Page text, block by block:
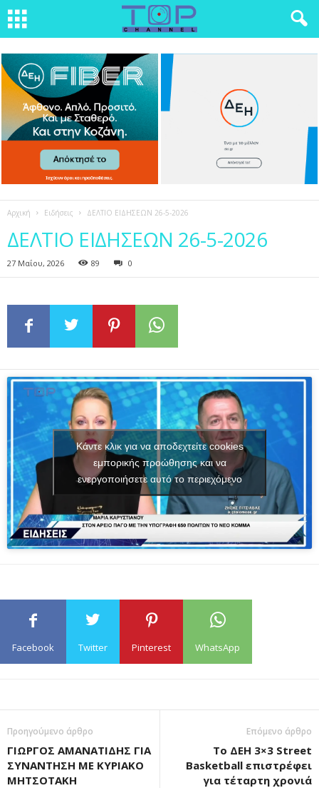
Αρχική Ειδήσεις ΔΕΛΤΙΟ ΕΙΔΗΣΕΩΝ 26-5-2026
ΔΕΛΤΙΟ ΕΙΔΗΣΕΩΝ 26-5-2026
27 Μαΐου, 2026 89 0
Κάντε κλικ για να αποδεχτείτε cookies
εμπορικής προώθησης και να
ενεργοποιήσετε αυτό το περιεχόμενο
Facebook Twitter Pinterest WhatsApp
Προηγούμενο άρθρο
ΓΙΩΡΓΟΣ ΑΜΑΝΑΤΙΔΗΣ ΓΙΑ
ΣΥΝΑΝΤΗΣΗ ΜΕ ΚΥΡΙΑΚΟ
ΜΗΤΣΟΤΑΚΗ
Επόμενο άρθρο
Το ΔΕΗ 3×3 Street
Basketball επιστρέφει
για τέταρτη χρονιά